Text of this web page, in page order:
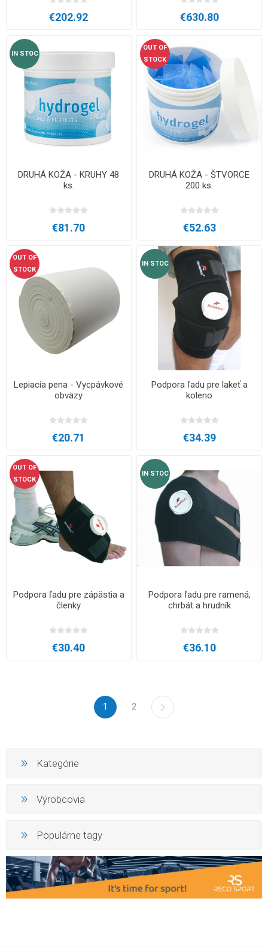
€202.92 €630.80
IN STOC
DRUHÁ KOŽA - KRUHY 48
ks.
€81.70
OUT OF
STOCK
DRUHÁ KOŽA - ŠTVORCE
200 ks.
€52.63
OUT OF
STOCK
Lepiacia pena - Vycpávkové
obväzy
€20.71
IN STOC
Podpora ľadu pre lakeť a
koleno
€34.39
OUT OF
STOCK
Podpora ľadu pre zápästia a
členky
€30.40
IN STOC
Podpora ľadu pre ramená,
chrbát a hrudník
€36.10
1 2
Kategórie
Výrobcovia
Populárne tagy